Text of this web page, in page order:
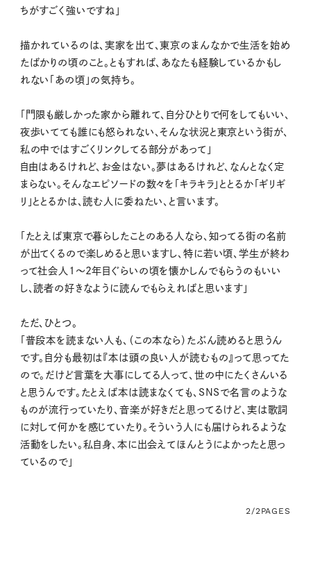
ちがすごく強いですね」
描かれているのは、実家を出て、東京のまんなかで生活を始め
たばかりの頃のこと。ともすれば、あなたも経験しているかもし
れない「あの頃」の気持ち。
「門限も厳しかった家から離れて、自分ひとりで何をしてもいい、
夜歩いてても誰にも怒られない、そんな状況と東京という街が、
私の中ではすごくリンクしてる部分があって」
自由はあるけれど、お金はない。夢はあるけれど、なんとなく定
まらない。そんなエピソードの数々を「キラキラ」ととるか「ギリギ
リ」ととるかは、読む人に委ねたい、と言います。
「たとえば東京で暮らしたことのある人なら、知ってる街の名前
が出てくるので楽しめると思いますし、特に若い頃、学生が終わ
って社会人1〜2年目ぐらいの頃を懐かしんでもらうのもいい
し、読者の好きなように読んでもらえればと思います」
ただ、ひとつ。
「普段本を読まない人も、（この本なら）たぶん読めると思うん
です。自分も最初は『本は頭の良い人が読むもの』って思ってた
ので。だけど言葉を大事にしてる人って、世の中にたくさんいる
と思うんです。たとえば本は読まなくても、SNSで名言のような
ものが流行っていたり、音楽が好きだと思ってるけど、実は歌詞
に対して何かを感じていたり。そういう人にも届けられるような
活動をしたい。私自身、本に出会えてほんとうによかったと思っ
ているので」
2/2 PAGES